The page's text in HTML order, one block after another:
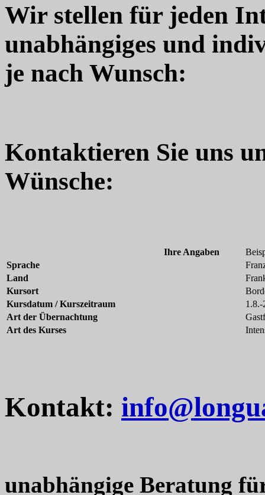
Wir stellen für jeden
unabhängiges und
je nach Wunsch:
Kontaktieren Sie uns
Wünsche:
Ihre Angaben
Sprache
Land
Kursort
Kursdatum / Kurszeitraum
1.8.-
Art der Übernachtung
Art des Kurses
Kontakt:
unabhängige Beratung